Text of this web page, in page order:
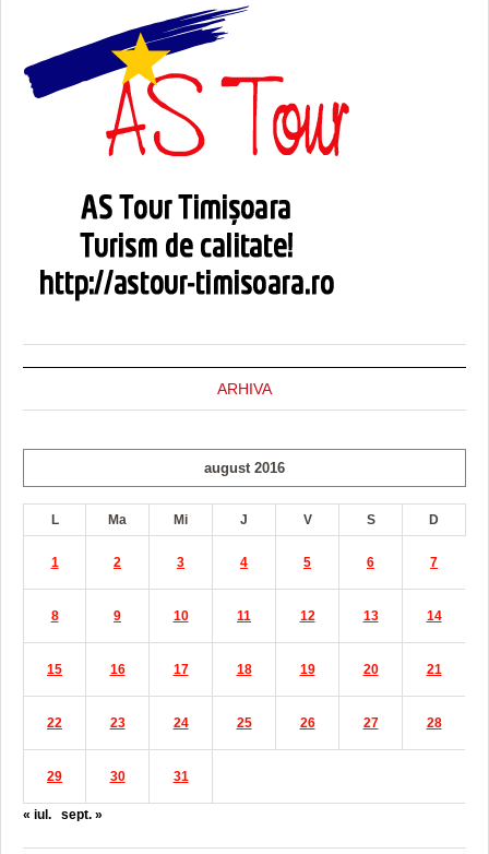
ARHIVA
august 2016
L Ma Mi J V S D
1 2 3 4 5 6 7
8 9 10 11 12 13 14
15 16 17 18 19 20 21
22 23 24 25 26 27 28
29 30 31
« iul. sept. »